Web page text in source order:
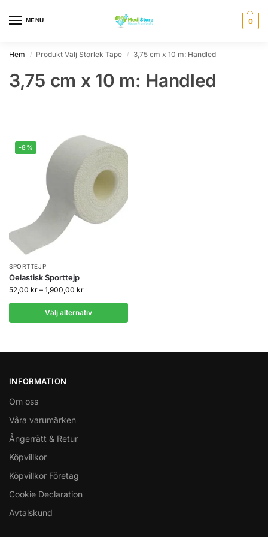
MENU 0
Hem / Produkt Välj Storlek Tape / 3,75 cm x 10 m: Handled
3,75 cm x 10 m: Handled
-8%
SPORTTEJP
Oelastisk Sporttejp
52,00 kr – 1,900,00 kr
Välj alternativ
INFORMATION
Om oss
Våra varumärken
Ångerrätt & Retur
Köpvillkor
Köpvillkor Företag
Cookie Declaration
Avtalskund